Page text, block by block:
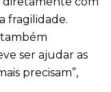
fragilidade.
ser ajudar as
precisam”,